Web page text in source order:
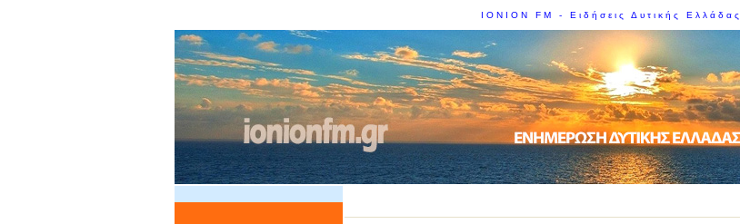
IONION FM - Ειδήσεις Δυτικής Ελλάδας